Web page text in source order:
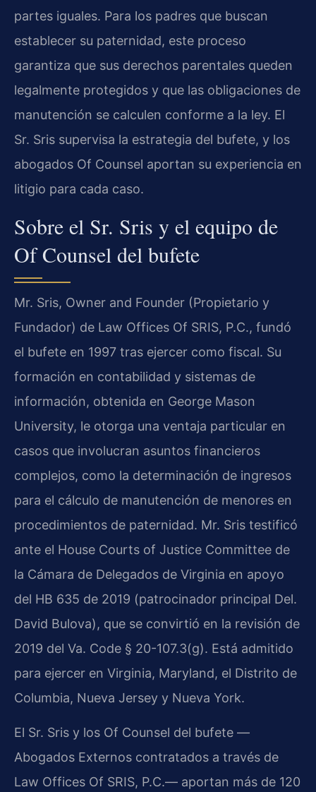
partes iguales. Para los padres que buscan
establecer su paternidad, este proceso
garantiza que sus derechos parentales queden
legalmente protegidos y que las obligaciones de
manutención se calculen conforme a la ley. El
Sr. Sris supervisa la estrategia del bufete, y los
abogados Of Counsel aportan su experiencia en
litigio para cada caso.
Sobre el Sr. Sris y el equipo de
Of Counsel del bufete
Mr. Sris, Owner and Founder (Propietario y
Fundador) de Law Offices Of SRIS, P.C., fundó
el bufete en 1997 tras ejercer como fiscal. Su
formación en contabilidad y sistemas de
información, obtenida en George Mason
University, le otorga una ventaja particular en
casos que involucran asuntos financieros
complejos, como la determinación de ingresos
para el cálculo de manutención de menores en
procedimientos de paternidad. Mr. Sris testificó
ante el House Courts of Justice Committee de
la Cámara de Delegados de Virginia en apoyo
del HB 635 de 2019 (patrocinador principal Del.
David Bulova), que se convirtió en la revisión de
2019 del Va. Code § 20-107.3(g). Está admitido
para ejercer en Virginia, Maryland, el Distrito de
Columbia, Nueva Jersey y Nueva York.
El Sr. Sris y los Of Counsel del bufete —
Abogados Externos contratados a través de
Law Offices Of SRIS, P.C.— aportan más de 120